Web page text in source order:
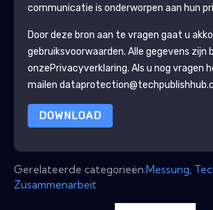
communicatie is onderworpen aan hun
Door deze bron aan te vragen gaat u
gebruiksvoorwaarden. Alle gegevens zijn
onzePrivacyverklaring. Als u nog vragen
mailen
DOWNLOAD
Gerelateerde categorieën:Messung
Zusammenarbeit